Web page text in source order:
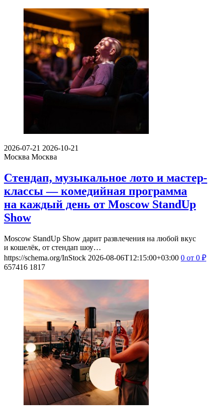
2026-07-21 2026-10-21
Москва Москва
Стендап, музыкальное лото и мастер-
классы — комедийная программа
на каждый день от Moscow StandUp
Show
Moscow StandUp Show дарит развлечения на любой вкус
и кошелёк, от стендап шоу…
https://schema.org/InStock 2026-08-06T12:15:00+03:00 0 от 0 ₽
657416 1817